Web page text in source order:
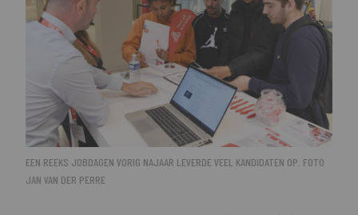
EEN REEKS JOBDAGEN VORIG NAJAAR LEVERDE VEEL KANDIDATEN OP. FOTO
JAN VAN DER PERRE